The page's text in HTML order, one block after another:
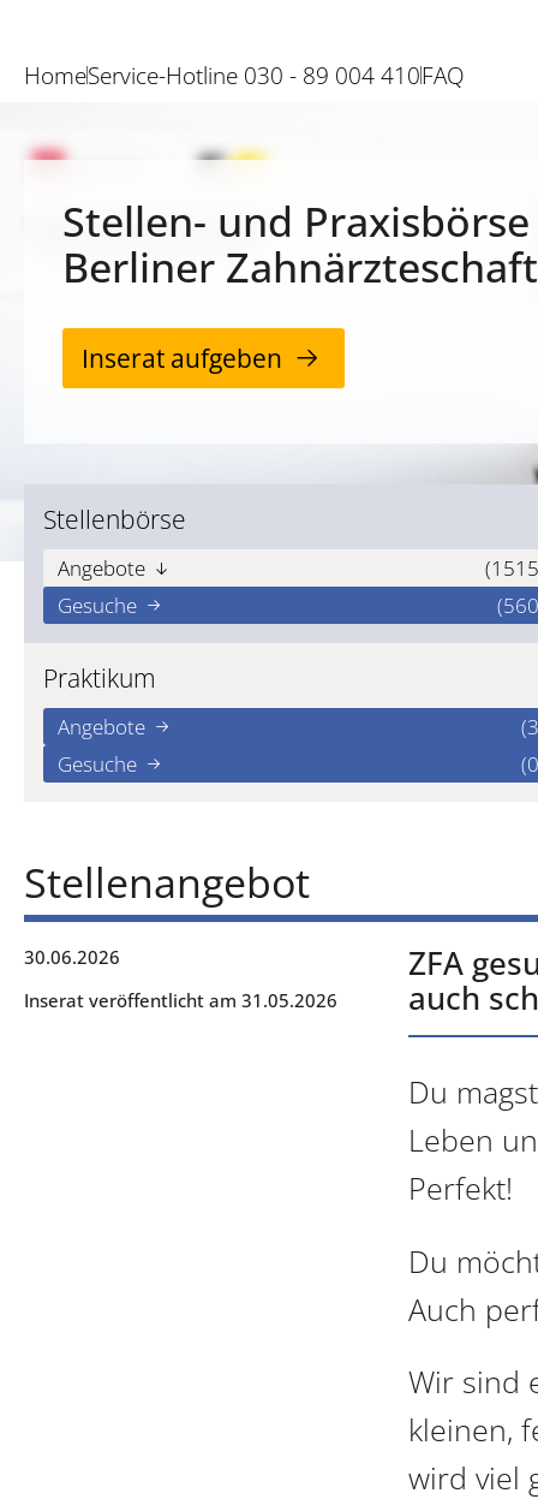
HomeService-Hotline 030 - 89 004 410FAQ
Stellen- und
Berliner Zahnärzteschaft
Inserat aufgeben
Stellenbörse
Angebote
Gesuche
Praktikum
Angebote
Gesuche
Stellenangebot
30.06.2026
Inserat veröffentlicht am 31.05.2026
ZFA
auch
Du
Leben
Perfekt!
Du
Auch
Wir sind
kleinen,
wird viel